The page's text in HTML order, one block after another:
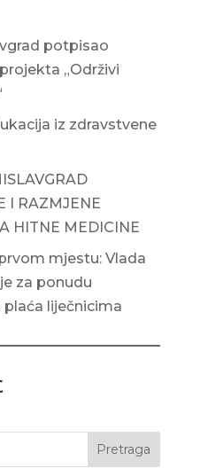
potpisao
„Održivi
iz zdravstvene
I RAZMJENE
HITNE MEDICINE
mjestu: Vlada
za ponudu
liječnicima
Pretraga